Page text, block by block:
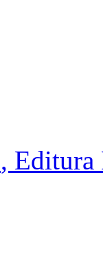
, Editura